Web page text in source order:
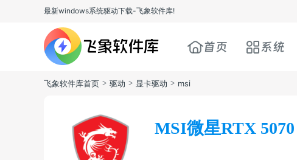
最新windows系统驱动下载-飞象软件库!
首页 系统
飞象软件库首页 > 驱动 > 显卡驱动 > msi
MSI微星RTX